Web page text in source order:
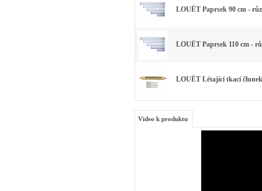
LOUËT Paprsek 90 cm -
LOUËT Paprsek 110 cm -
LOUËT Létající tkací
Video k produktu